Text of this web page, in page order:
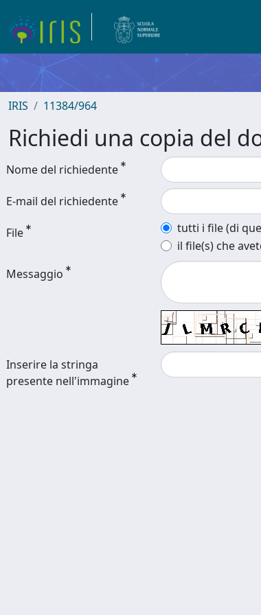
IRIS 11384/964
Richiedi una copia del
Nome del richiedente
E-mail del richiedente
File
tutti i file (di
il file(s) che
Messaggio
Inserire la stringa
presente nell'immagine